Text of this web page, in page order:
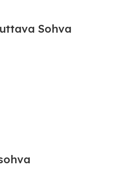
Sohva